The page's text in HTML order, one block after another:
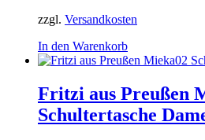
zzgl. Versandkosten
In den Warenkorb
Fritzi aus Preußen
Schultertasche